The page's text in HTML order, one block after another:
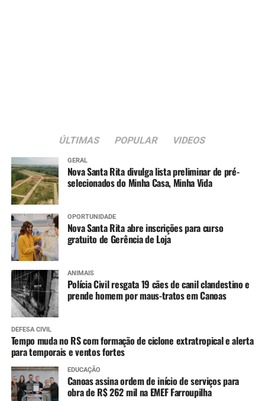
ÚLTIMAS POPULAR VIDEOS
GERAL
Nova Santa Rita divulga lista preliminar de pré-
selecionados do Minha Casa, Minha Vida
OPORTUNIDADE
Nova Santa Rita abre inscrições para curso
gratuito de Gerência de Loja
ANIMAIS
Polícia Civil resgata 19 cães de canil clandestino e
prende homem por maus-tratos em Canoas
DEFESA CIVIL
Tempo muda no RS com formação de ciclone extratropical e alerta
para temporais e ventos fortes
EDUCAÇÃO
Canoas assina ordem de início de serviços para
obra de R$ 262 mil na EMEF Farroupilha